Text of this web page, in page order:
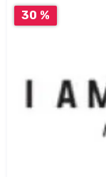
30 %